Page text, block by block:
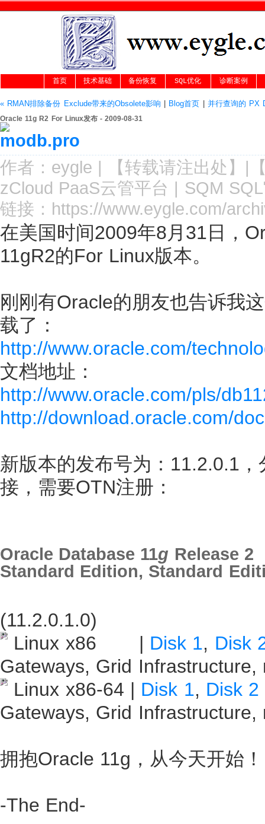
首页 技术基础 备份恢复 SQL优化 诊断案例
« RMAN排除备份 Exclude带来的Obsolete影响 Blog首页 并行查询的 PX
Oracle 11g R2 For Linux发布 - 2009-08-31
作者： eygle | 【转载请注出处 】|
zCloud PaaS云管平台 | SQM
链接： https://www.eygle.com/
在美国时间2009年8月31日，
11gR2的For Linux版本。
刚刚有Oracle的朋友也告诉我
载了：
http://www.oracle.com/
文档地址：
http://www.oracle.com/pls/
http://download.oracle.com/
新版本的发布号为：11.2.0.1
接，需要OTN注册：
Oracle Database 11g Release 2
Standard Edition, Standard
(11.2.0.1.0)
Linux x86 | Disk 1, Disk
Gateways, Grid Infrastructure,
Linux x86-64 | Disk 1, Disk 2
Gateways, Grid Infrastructure,
拥抱Oracle 11g，从今天开始！
-The End-